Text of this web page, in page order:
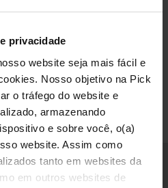
privacidade
website seja mais fácil e
Nosso objetivo na Pick
o tráfego do website e
armazenando
e sobre você, o(a)
website. Assim como
tanto em websites da
em outros websites de
e rapidez
os processos de
flexibilidade, confiabilidade
rápida.
ao seu